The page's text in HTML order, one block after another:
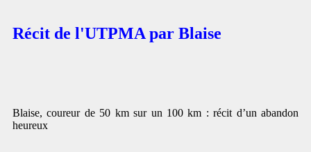
Récit de l'UTPMA par Blaise
Blaise, coureur de 50 km sur un 100 km : récit d’un abandon
heureux